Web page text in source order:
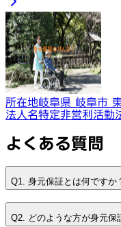
所在地岐阜県 岐阜市
法人名特定非営利活動
よくある質問
Q1. 身元保証とは何ですか
Q2. どのような方が身元保